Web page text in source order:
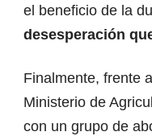
el beneficio de la
desesperación
Finalmente, frente
Ministerio de
con un grupo de